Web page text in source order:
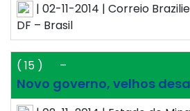
| 02-11-2014 | Correio
DF – Brasil
( 15 ) –
Novo governo, velhos